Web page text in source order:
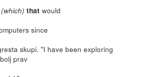
(which) that would
since
skupi. "I have been exploring
prav